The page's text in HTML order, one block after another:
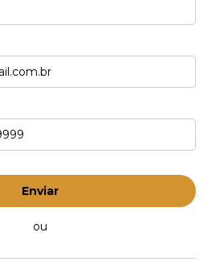
Whats Venda
Enviar
ou